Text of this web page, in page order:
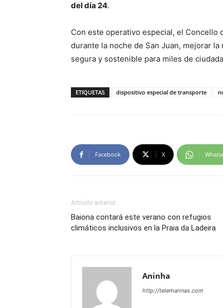
del día 24.
Con este operativo especial, el
durante la noche de San Juan, mejorar
segura y sostenible para miles de
ETIQUETAS dispositivo especial de transporte
Facebook X
Artículo anterior
Baiona contará este verano con refugios
climáticos inclusivos en la Praia da Ladeira
Aninha
http://telemarinas.com